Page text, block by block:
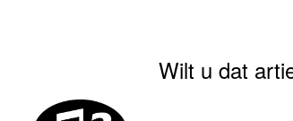
Wilt u dat